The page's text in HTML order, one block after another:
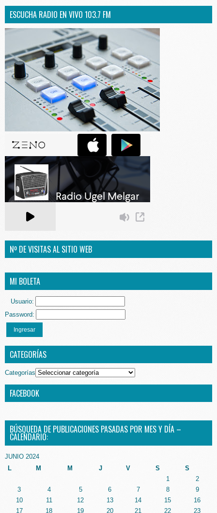
ESCUCHA RADIO EN VIVO 103.7 FM
Nº DE VISITAS AL SITIO WEB
MI BOLETA
Usuario:
Password:
Ingresar
CATEGORÍAS
Categorías
FACEBOOK
BÚSQUEDA DE PUBLICACIONES PASADAS POR MES Y DÍA –
CALENDARIO:
JUNIO 2024
L
M M J V S S
1
2
3
4 5 6 7 8
9
10
11 12 13 14 15
16
17
18 19 20 21 22
23